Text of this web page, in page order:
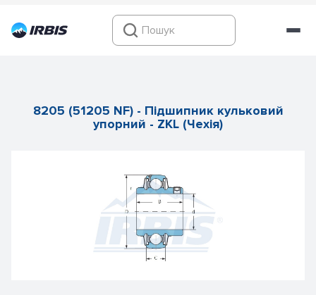
8205 (51205 NF) - Підшипник кульковий
упорний - ZKL (Чехія)